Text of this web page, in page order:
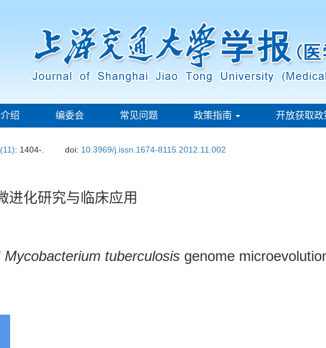
绍 编委会 常见问题 政策指南 开放获取政
: 1404-. doi: 10.3969/j.issn.1674-8115.2012.11.002
进化研究与临床应用
Mycobacterium tuberculosis genome